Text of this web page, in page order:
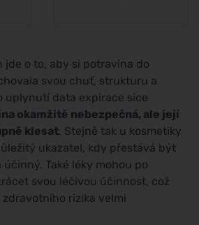
jde o to, aby si potravina do
svou chuť, strukturu a
uplynutí data expirace sice
okamžitě nebezpečná, ale její
klesat. Stejně tak u kosmetiky
ukazatel, kdy přestává být
Také léky mohou po
svou léčivou účinnost, což
rizika velmi